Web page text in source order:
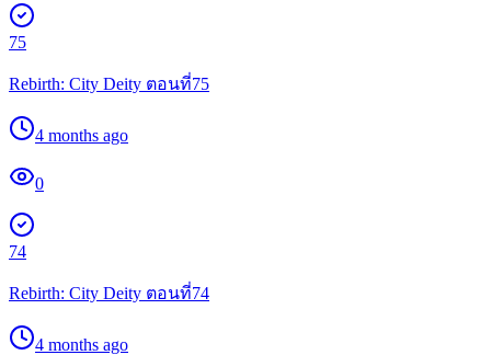
75
Rebirth: City Deity ตอนที่75
4 months ago
0
74
Rebirth: City Deity ตอนที่74
4 months ago